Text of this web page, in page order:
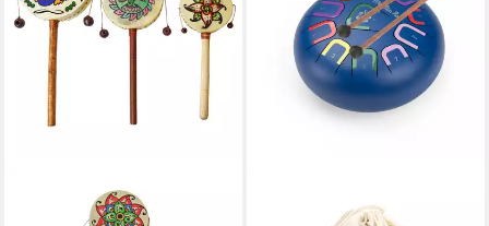
Handtrommel
Trommel Große